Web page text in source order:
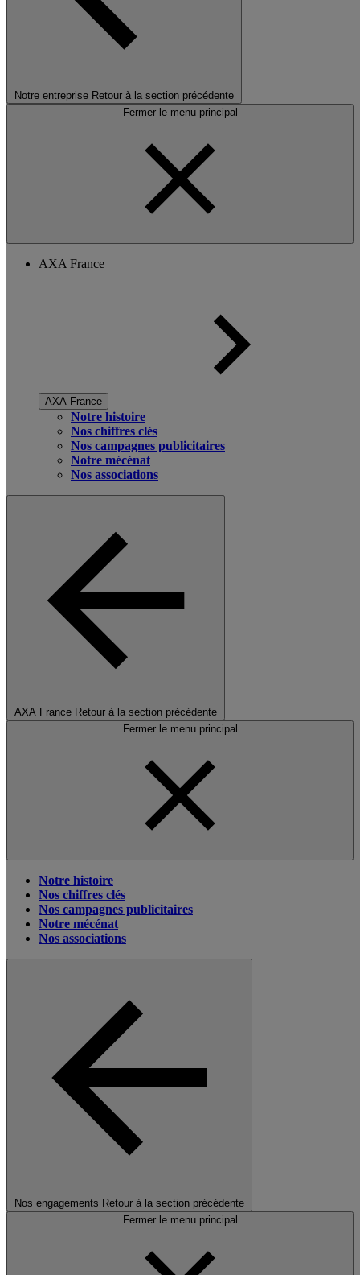
Notre entreprise Retour à la section précédente
Fermer le menu principal
AXA France
AXA France
Notre histoire
Nos chiffres clés
Nos campagnes publicitaires
Notre mécénat
Nos associations
AXA France Retour à la section précédente
Fermer le menu principal
Notre histoire
Nos chiffres clés
Nos campagnes publicitaires
Notre mécénat
Nos associations
Nos engagements Retour à la section précédente
Fermer le menu principal